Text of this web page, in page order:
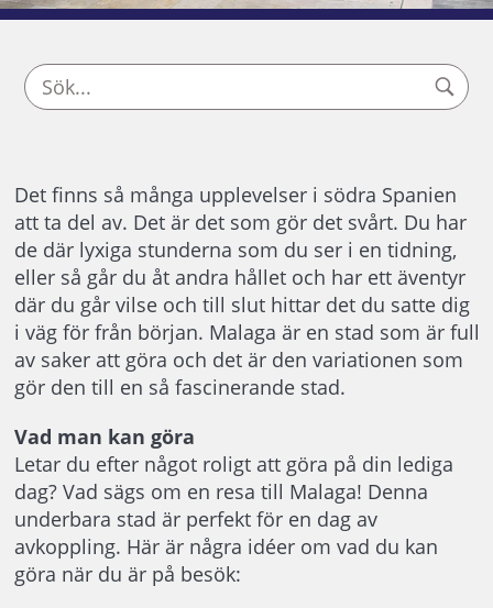
Det finns så många upplevelser i södra Spanien
att ta del av. Det är det som gör det svårt. Du har
de där lyxiga stunderna som du ser i en tidning,
eller så går du åt andra hållet och har ett äventyr
där du går vilse och till slut hittar det du satte dig
i väg för från början. Malaga är en stad som är full
av saker att göra och det är den variationen som
gör den till en så fascinerande stad.
Vad man kan göra
Letar du efter något roligt att göra på din lediga
dag? Vad sägs om en resa till Malaga! Denna
underbara stad är perfekt för en dag av
avkoppling. Här är några idéer om vad du kan
göra när du är på besök: